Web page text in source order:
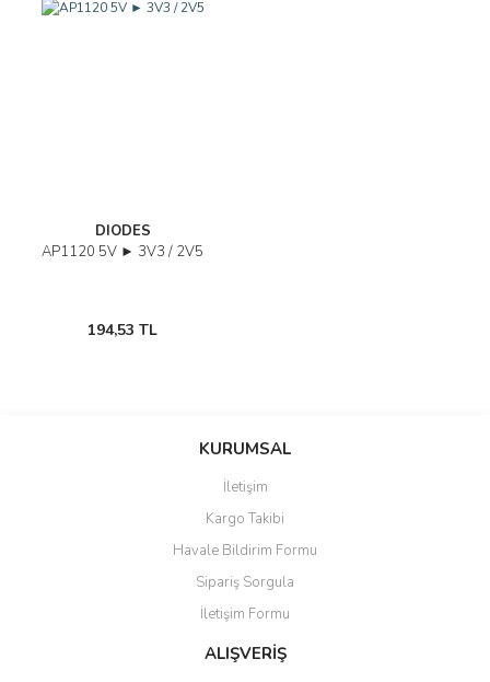
DIODES
AP1120 5V ► 3V3 / 2V5
194,53 TL
KURUMSAL
İletişim
Kargo Takibi
Havale Bildirim Formu
Sipariş Sorgula
İletişim Formu
ALIŞVERİŞ